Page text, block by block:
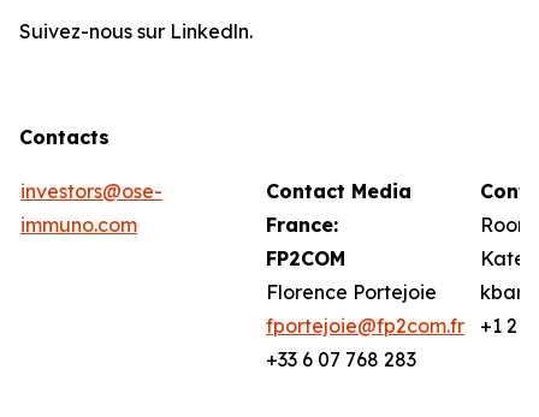
Suivez-nous sur Linkedln.
Contacts
investors@ose-
immuno.com
Contact Media
France:
FP2COM
Florence Portejoie
fportejoie@fp2com.fr
+33 6 07 768 283
Kate
+1